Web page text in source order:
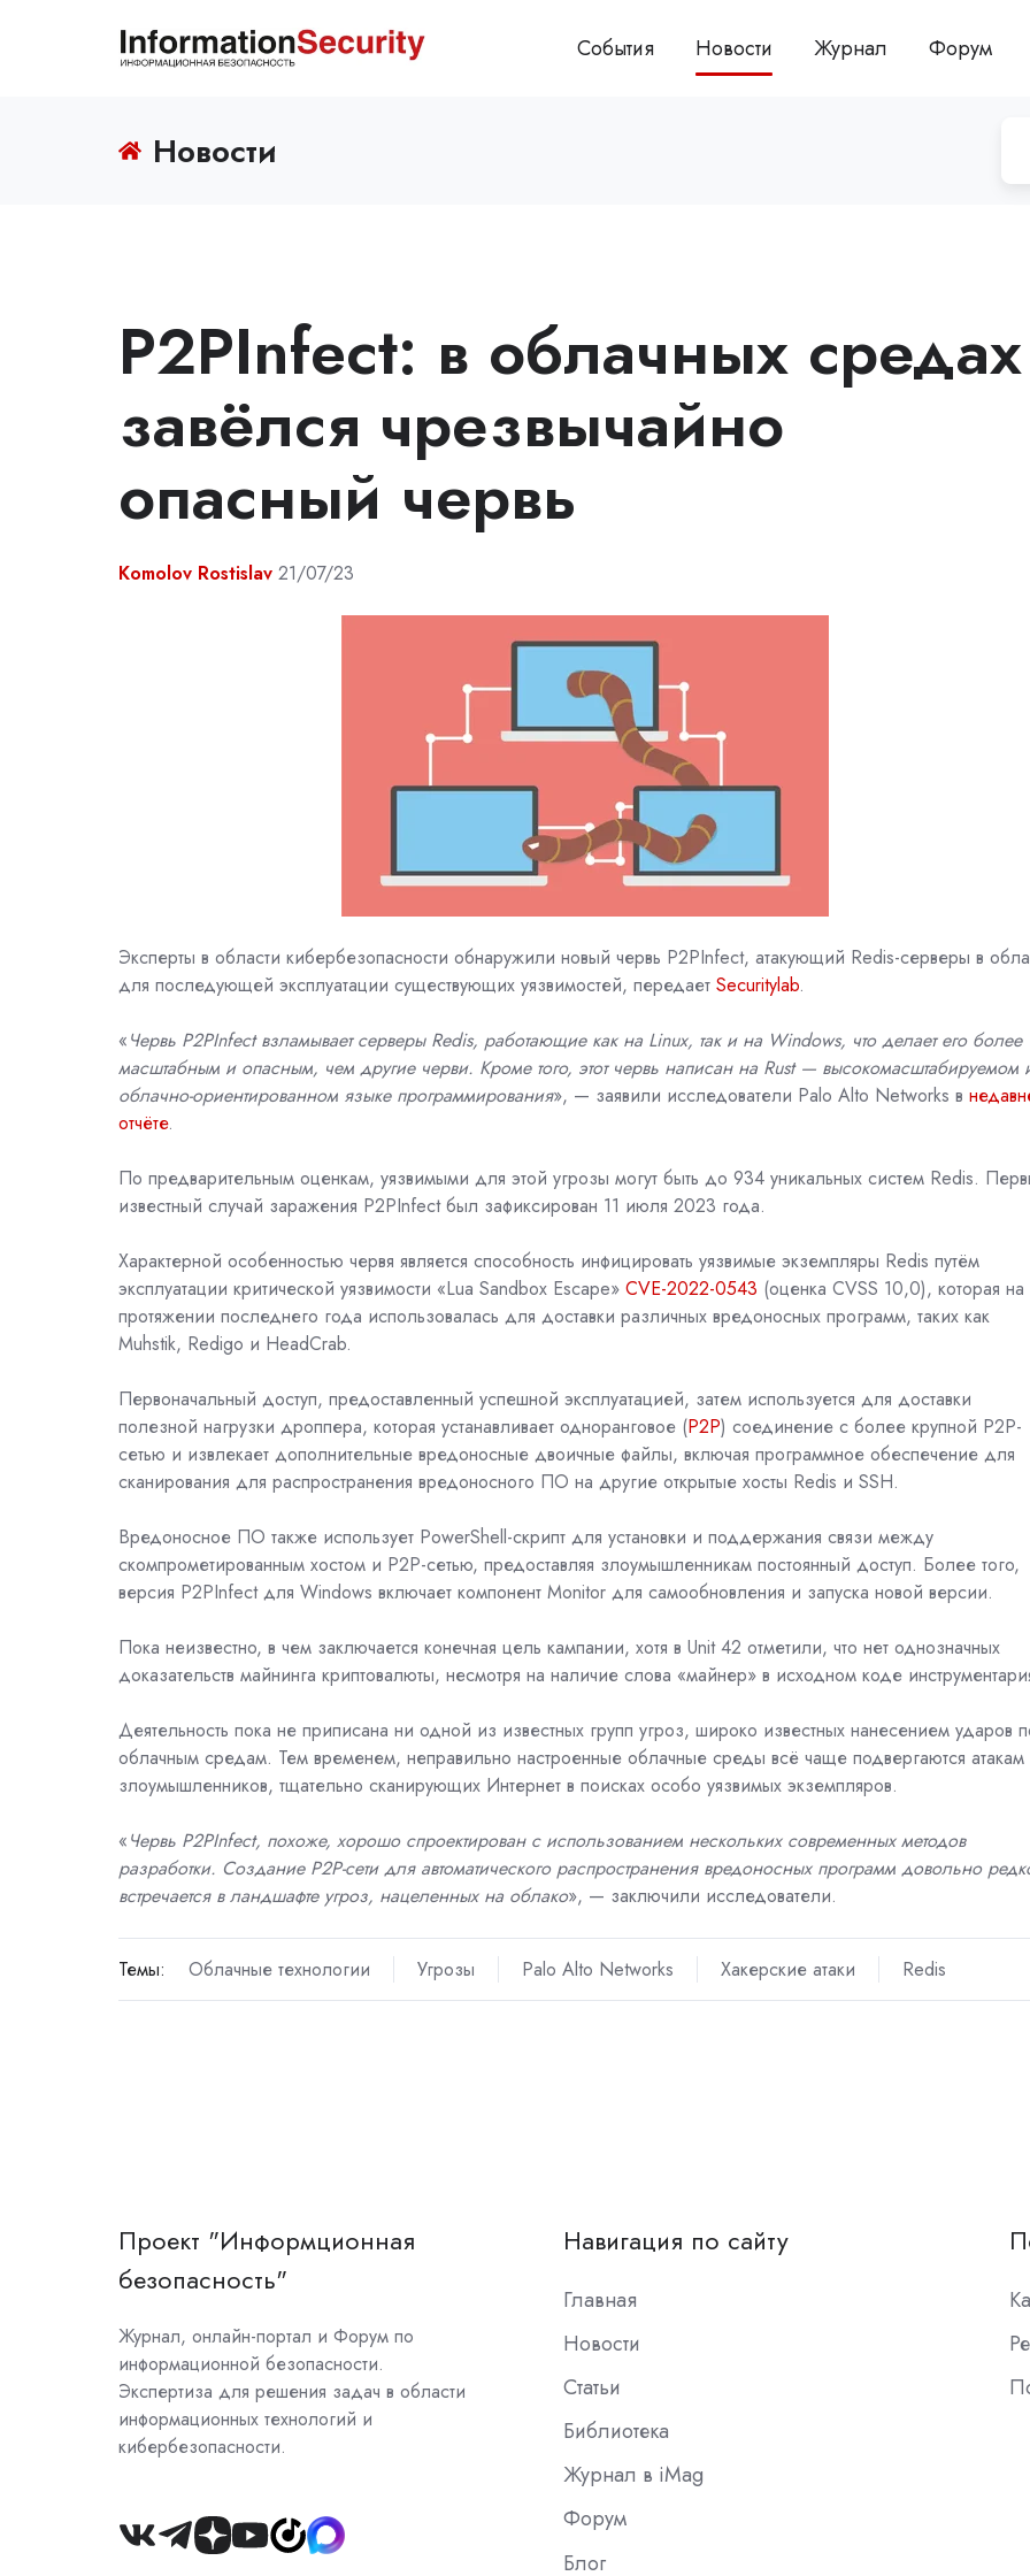
События Новости Журнал Форум
Новости
P2PInfect: в облачных средах
завёлся чрезвычайно
опасный червь
Komolov Rostislav 21/07/23
Эксперты в области кибербезопасности обнаружили новый червь P2PInfect, атакующий Redis-серверы в
для последующей эксплуатации существующих уязвимостей, передает Securitylab.
«Червь P2PInfect взламывает серверы Redis, работающие как на Linux, так и на Windows, что делает его более
масштабным и опасным, чем другие черви. Кроме того, этот червь написан на Rust — высокомасштабируемом
облачно-ориентированном языке программирования», — заявили исследователи Palo Alto Networks в
отчёте.
По предварительным оценкам, уязвимыми для этой угрозы могут быть до 934 уникальных систем Redis.
известный случай заражения P2PInfect был зафиксирован 11 июля 2023 года.
Характерной особенностью червя является способность инфицировать уязвимые экземпляры Redis путём
эксплуатации критической уязвимости «Lua Sandbox Escape» CVE-2022-0543 (оценка CVSS 10,0), которая на
протяжении последнего года использовалась для доставки различных вредоносных программ, таких как
Muhstik, Redigo и HeadCrab.
Первоначальный доступ, предоставленный успешной эксплуатацией, затем используется для доставки
полезной нагрузки дроппера, которая устанавливает одноранговое (P2P) соединение с более крупной P2P-
сетью и извлекает дополнительные вредоносные двоичные файлы, включая программное обеспечение для
сканирования для распространения вредоносного ПО на другие открытые хосты Redis и SSH.
Вредоносное ПО также использует PowerShell-скрипт для установки и поддержания связи между
скомпрометированным хостом и P2P-сетью, предоставляя злоумышленникам постоянный доступ. Более того,
версия P2PInfect для Windows включает компонент Monitor для самообновления и запуска новой версии.
Пока неизвестно, в чем заключается конечная цель кампании, хотя в Unit 42 отметили, что нет однозначных
доказательств майнинга криптовалюты, несмотря на наличие слова «майнер» в исходном коде
Деятельность пока не приписана ни одной из известных групп угроз, широко известных нанесением ударов
облачным средам. Тем временем, неправильно настроенные облачные среды всё чаще подвергаются атакам
злоумышленников, тщательно сканирующих Интернет в поисках особо уязвимых экземпляров.
«Червь P2PInfect, похоже, хорошо спроектирован с использованием нескольких современных методов
разработки. Создание P2P-сети для автоматического распространения вредоносных программ довольно
встречается в ландшафте угроз, нацеленных на облако», — заключили исследователи.
Темы: Облачные технологии Угрозы Palo Alto Networks Хакерские атаки Redis
Проект "Информционная
безопасность"
Журнал, онлайн-портал и Форум по
информационной безопасности.
Экспертиза для решения задач в области
информационных технологий и
кибербезопасности.
Join
Навигация по сайту
Главная
Новости
Статьи
Библиотека
Журнал в iMag
Форум
Блог